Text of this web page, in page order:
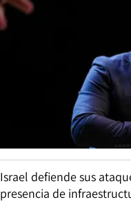
Israel defiende sus
presencia de